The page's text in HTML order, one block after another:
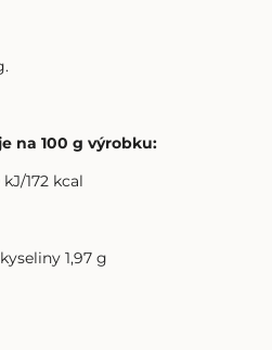
na 100 g výrobku:
172 kcal
1,97 g